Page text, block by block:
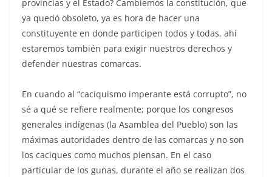
provincias y el Estado? Cambiemos la constitución, que
ya quedó obsoleto, ya es hora de hacer una
constituyente en donde participen todos y todas, ahí
estaremos también para exigir nuestros derechos y
defender nuestras comarcas.
En cuando al “caciquismo imperante está corrupto”, no
sé a qué se refiere realmente; porque los congresos
generales indígenas (la Asamblea del Pueblo) son las
máximas autoridades dentro de las comarcas y no son
los caciques como muchos piensan. En el caso
particular de los gunas, durante el año se realizan dos